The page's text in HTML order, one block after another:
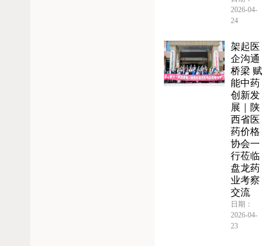
2026-04-
24
架起医
企沟通
桥梁 赋
能中药
创新发
展｜陕
西省医
药价格
协会一
行莅临
盘龙药
业考察
交流
日期：
2026-04-
23